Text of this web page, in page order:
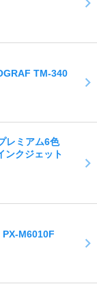
TM-340
レミアム6色
ンクジェット
PX-M6010F